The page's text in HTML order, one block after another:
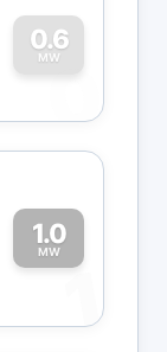
0.6
MW
0
1.0
MW
1